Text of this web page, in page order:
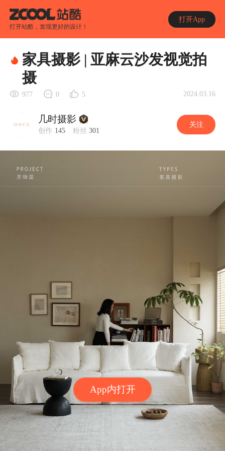
打开站酷，发现更好的设计！
打开App
App内打开
家具摄影 | 亚麻云沙发视觉拍
摄
977 0 5 2024.03.16
几时摄影
创作 145 粉丝 301
关注